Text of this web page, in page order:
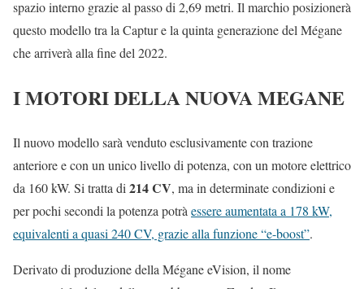
spazio interno grazie al passo di 2,69 metri. Il marchio posizionerà
questo modello tra la Captur e la quinta generazione del Mégane
che arriverà alla fine del 2022.
I MOTORI DELLA NUOVA MEGANE
Il nuovo modello sarà venduto esclusivamente con trazione
anteriore e con un unico livello di potenza, con un motore elettrico
da 160 kW. Si tratta di 214 CV, ma in determinate condizioni e
per pochi secondi la potenza potrà essere aumentata a 178 kW,
equivalenti a quasi 240 CV, grazie alla funzione “e-boost”.
Derivato di produzione della Mégane eVision, il nome